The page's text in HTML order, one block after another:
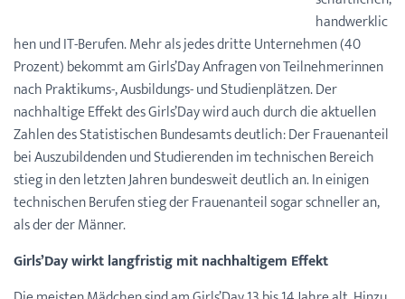
handwerklic
hen und IT-Berufen. Mehr als jedes dritte Unternehmen (40
Prozent) bekommt am Girls’Day Anfragen von Teilnehmerinnen
nach Praktikums-, Ausbildungs- und Studienplätzen. Der
nachhaltige Effekt des Girls’Day wird auch durch die aktuellen
Zahlen des Statistischen Bundesamts deutlich: Der Frauenanteil
bei Auszubildenden und Studierenden im technischen Bereich
stieg in den letzten Jahren bundesweit deutlich an. In einigen
technischen Berufen stieg der Frauenanteil sogar schneller an,
als der der Männer.
Girls’Day wirkt langfristig mit nachhaltigem Effekt